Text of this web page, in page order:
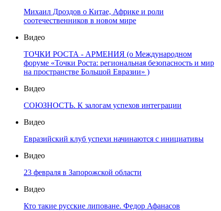
Михаил Дроздов о Китае, Африке и роли
соотечественников в новом мире
Видео
ТОЧКИ РОСТА - АРМЕНИЯ (о Международном
форуме «Точки Роста: региональная безопасность и мир
на пространстве Большой Евразии» )
Видео
СОЮЗНОСТЬ. К залогам успехов интеграции
Видео
Евразийский клуб успехи начинаются с инициативы
Видео
23 февраля в Запорожской области
Видео
Кто такие русские липоване. Федор Афанасов